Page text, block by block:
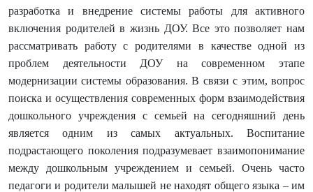
разработка и внедрение системы работы для активного
включения родителей в жизнь ДОУ. Все это позволяет нам
рассматривать работу с родителями в качестве одной из
проблем деятельности ДОУ на современном этапе
модернизации системы образования. В связи с этим, вопрос
поиска и осуществления современных форм взаимодействия
дошкольного учреждения с семьей на сегодняшний день
является одним из самых актуальных. Воспитание
подрастающего поколения подразумевает взаимопонимание
между дошкольным учреждением и семьей. Очень часто
педагоги и родители малышей не находят общего языка – им